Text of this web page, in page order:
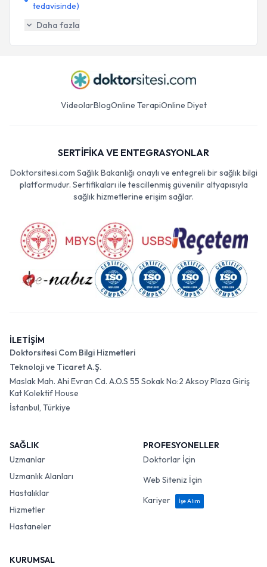
tedavisinde)
Daha fazla
VideolarBlogOnline TerapiOnline Diyet
SERTİFİKA VE ENTEGRASYONLAR
Doktorsitesi.com Sağlık Bakanlığı onaylı ve entegreli bir sağlık bilgi
platformudur. Sertifikaları ile tescillenmiş güvenilir altyapısıyla
sağlık hizmetlerine erişim sağlar.
İLETİŞİM
Doktorsitesi Com Bilgi Hizmetleri
Teknoloji ve Ticaret A.Ş.
Maslak Mah. Ahi Evran Cd. A.O.S 55 Sokak No:2 Aksoy Plaza Giriş
Kat Kolektif House
İstanbul, Türkiye
SAĞLIK
Uzmanlar
Uzmanlık Alanları
Hastalıklar
Hizmetler
Hastaneler
PROFESYONELLER
Doktorlar İçin
Web Siteniz İçin
Kariyer
İşe Alım
KURUMSAL